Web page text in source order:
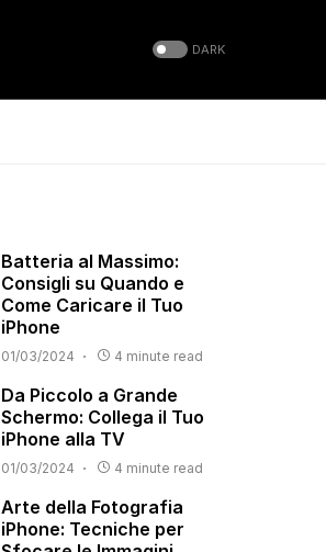
DARK
Batteria al Massimo:
Consigli su Quando e
Come Caricare il Tuo
iPhone
01/03/2024 4 minute read
Da Piccolo a Grande
Schermo: Collega il Tuo
iPhone alla TV
01/03/2024 4 minute read
Arte della Fotografia
iPhone: Tecniche per